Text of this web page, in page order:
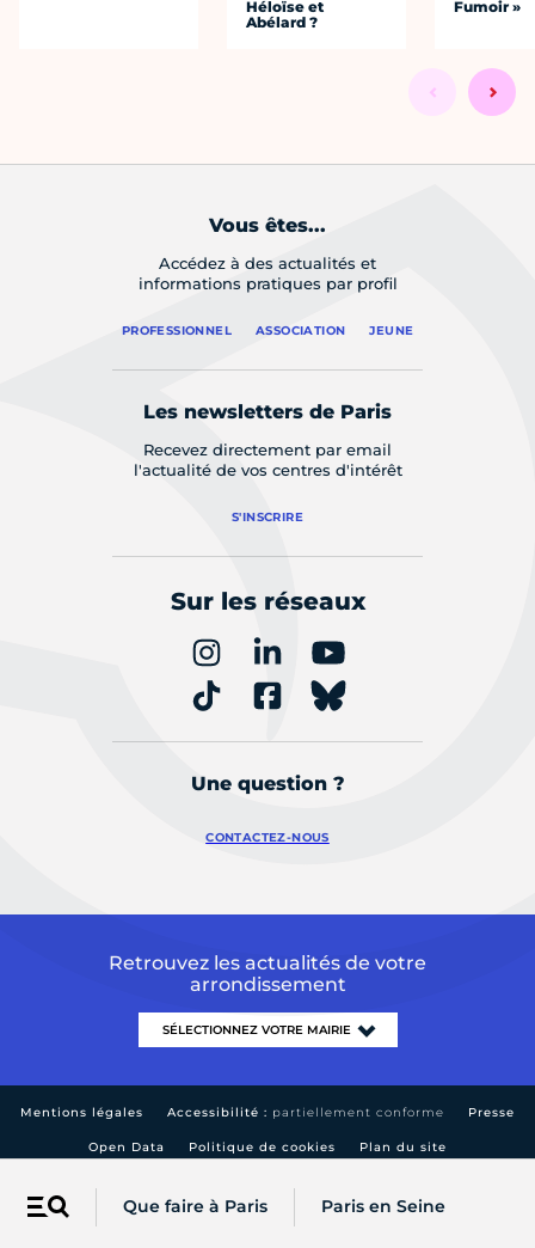
Menu Que faire à Paris Paris en Seine
Héloïse et
Abélard ?
Fumoir »
Vous êtes...
Accédez à des actualités et
informations pratiques par profil
PROFESSIONNEL ASSOCIATION JEUNE
Les newsletters de Paris
Recevez directement par email
l'actualité de vos centres d'intérêt
S'INSCRIRE
Sur les réseaux
Une question ?
CONTACTEZ-NOUS
Retrouvez les actualités de votre
arrondissement
Mentions légales Accessibilité : partiellement conforme Presse
Open Data Politique de cookies Plan du site